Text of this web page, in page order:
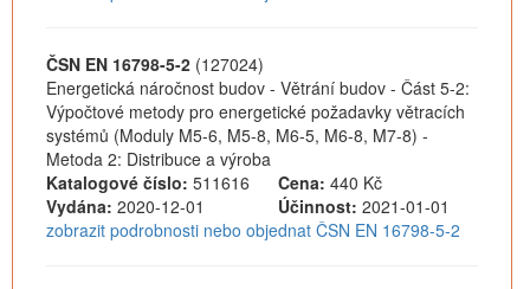
ČSN EN 16798-5-2 (127024)
Energetická náročnost budov - Větrání budov - Část 5-2:
Výpočtové metody pro energetické požadavky větracích
systémů (Moduly M5-6, M5-8, M6-5, M6-8, M7-8) -
Metoda 2: Distribuce a výroba
Katalogové číslo: 511616 Cena: 440 Kč
Vydána: 2020-12-01 Účinnost: 2021-01-01
zobrazit podrobnosti nebo objednat ČSN EN 16798-5-2